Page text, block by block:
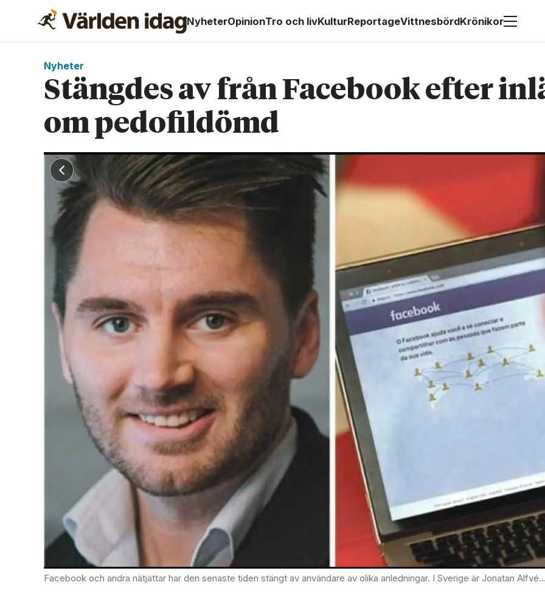
NyheterOpinionTro och livKulturReportageVittnesbördKrönikor
Nyheter
Stängdes av från Facebook efter
om pedofildömd
Facebook och andra nätjättar har den senaste tiden stängt av användare av olika anledningar. I Sverige är Jonatan Alfvén ett färskt exempel. Foto: Privat; Eraldo Peres/AP/TT